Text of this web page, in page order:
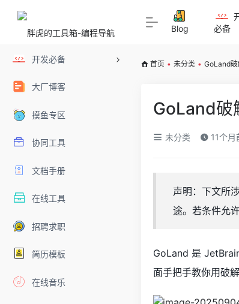
开发必备
大厂博客
摸鱼专区
协同工具
文档手册
在线工具
招聘求职
简历模板
在线音乐
Blog
必备
首页 • 未分类 • GoLand
GoLand破
未分类 11个月
声明：下文所
途。若条件允
GoLand 是
面手把手教你用破